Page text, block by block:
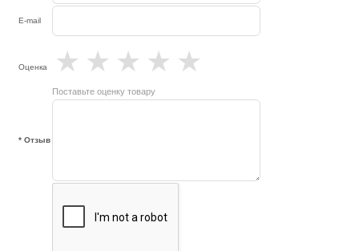
E-mail
Оценка ★
★
★
★
★
Поставьте оценку товару
* Отзыв